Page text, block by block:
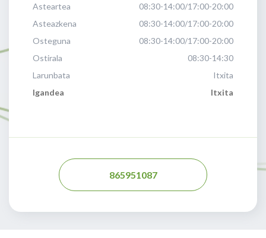
Asteartea
08:30-14:00/17:00-20:00
Asteazkena
08:30-14:00/17:00-20:00
Osteguna
08:30-14:00/17:00-20:00
Ostirala
08:30-14:30
Larunbata
Itxita
Igandea
Itxita
865951087